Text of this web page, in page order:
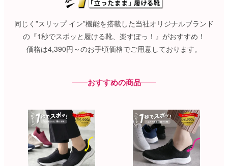
同じく”スリップ イン”機能を搭載した当社オリジナルブランド
の『1秒でスポッと履ける靴、楽すぽっ！』がおすすめ！
価格は4,390円～のお手頃価格でご用意しております。
おすすめの商品